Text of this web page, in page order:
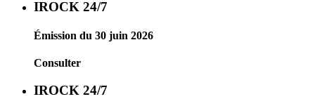
IROCK 24/7
Émission du 30 juin 2026
Consulter
IROCK 24/7